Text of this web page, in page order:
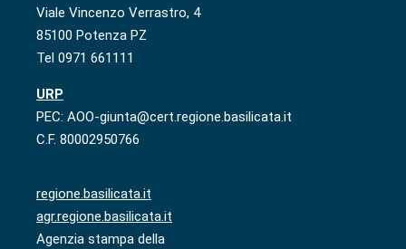
Viale Vincenzo Verrastro, 4
85100 Potenza PZ
Tel 0971 661111
URP
PEC: AOO-giunta@cert.regione.basilicata.it
C.F. 80002950766
regione.basilicata.it
agr.regione.basilicata.it
Agenzia stampa della